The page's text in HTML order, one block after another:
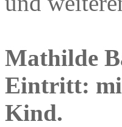
Mathilde
Eintritt:
Kind.